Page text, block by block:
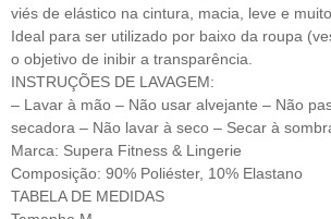
viés de elástico na cintura, macia, leve e
Ideal para ser utilizado por baixo da roupa
o objetivo de inibir a transparência.
INSTRUÇÕES DE LAVAGEM:
– Lavar à mão – Não usar alvejante – Não
secadora – Não lavar à seco – Secar à
Marca: Supera Fitness & Lingerie
Composição: 90% Poliéster, 10% Elastano
TABELA DE MEDIDAS